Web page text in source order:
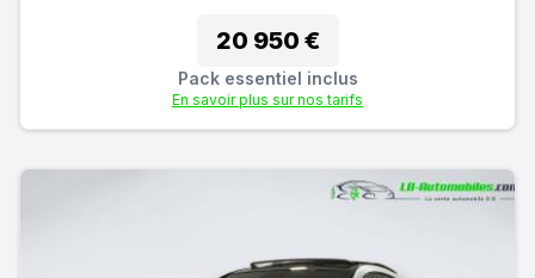
20 950 €
Pack essentiel inclus
En savoir plus sur nos tarifs